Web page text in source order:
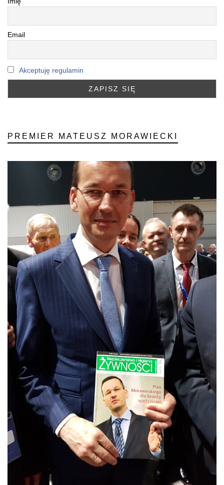
Email
Akceptuję regulamin
PREMIER MATEUSZ MORAWIECKI